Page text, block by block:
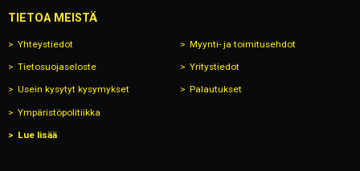
TIETOA MEISTÄ
Yhteystiedot Myynti- ja toimitusehdot
Tietosuojaseloste Yritystiedot
Usein kysytyt kysymykset Palautukset
Ympäristöpolitiikka
Lue lisää